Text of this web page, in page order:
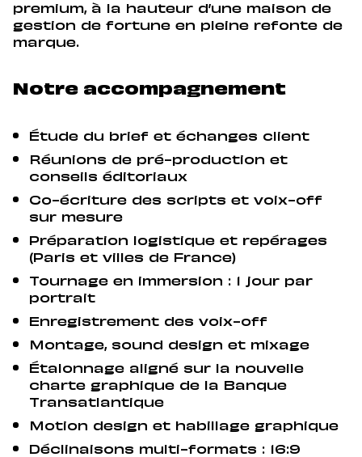
premium, à la hauteur d’une maison de
gestion de fortune en pleine refonte de
marque.
Notre accompagnement
Étude du brief et échanges client
Réunions de pré-production et
conseils éditoriaux
Co-écriture des scripts et voix-off
sur mesure
Préparation logistique et repérages
(Paris et villes de France)
Tournage en immersion : 1 jour par
portrait
Enregistrement des voix-off
Montage, sound design et mixage
Étalonnage aligné sur la nouvelle
charte graphique de la Banque
Transatlantique
Motion design et habillage graphique
Déclinaisons multi-formats : 16:9